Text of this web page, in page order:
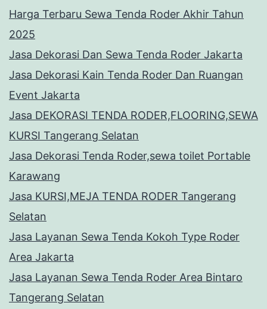
Harga Terbaru Sewa Tenda Roder Akhir Tahun
2025
Jasa Dekorasi Dan Sewa Tenda Roder Jakarta
Jasa Dekorasi Kain Tenda Roder Dan Ruangan
Event Jakarta
Jasa DEKORASI TENDA RODER,FLOORING,SEWA
KURSI Tangerang Selatan
Jasa Dekorasi Tenda Roder,sewa toilet Portable
Karawang
Jasa KURSI,MEJA TENDA RODER Tangerang
Selatan
Jasa Layanan Sewa Tenda Kokoh Type Roder
Area Jakarta
Jasa Layanan Sewa Tenda Roder Area Bintaro
Tangerang Selatan